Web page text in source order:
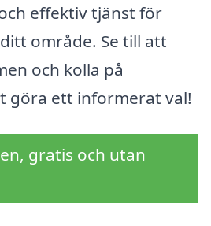
effektiv tjänst för
område. Se till att
och kolla på
göra ett informerat val!
gratis och utan